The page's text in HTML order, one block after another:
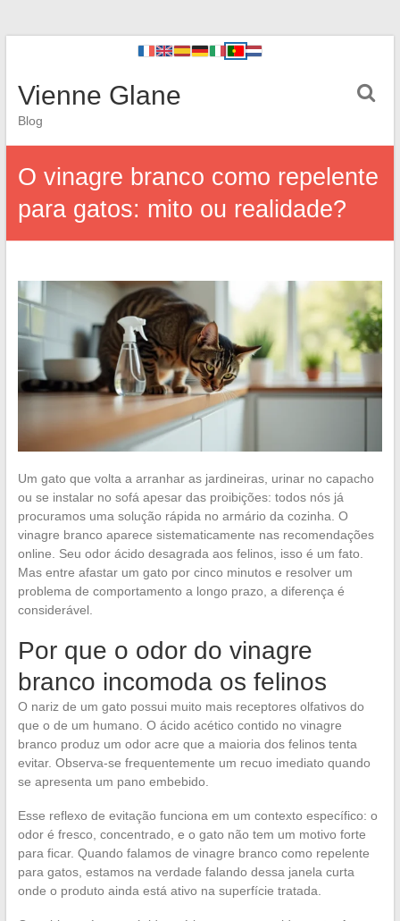
Vienne Glane
Blog
O vinagre branco como repelente
para gatos: mito ou realidade?
Um gato que volta a arranhar as jardineiras, urinar no capacho
ou se instalar no sofá apesar das proibições: todos nós já
procuramos uma solução rápida no armário da cozinha. O
vinagre branco aparece sistematicamente nas recomendações
online. Seu odor ácido desagrada aos felinos, isso é um fato.
Mas entre afastar um gato por cinco minutos e resolver um
problema de comportamento a longo prazo, a diferença é
considerável.
Por que o odor do vinagre
branco incomoda os felinos
O nariz de um gato possui muito mais receptores olfativos do
que o de um humano. O ácido acético contido no vinagre
branco produz um odor acre que a maioria dos felinos tenta
evitar. Observa-se frequentemente um recuo imediato quando
se apresenta um pano embebido.
Esse reflexo de evitação funciona em um contexto específico: o
odor é fresco, concentrado, e o gato não tem um motivo forte
para ficar. Quando falamos de vinagre branco como repelente
para gatos, estamos na verdade falando dessa janela curta
onde o produto ainda está ativo na superfície tratada.